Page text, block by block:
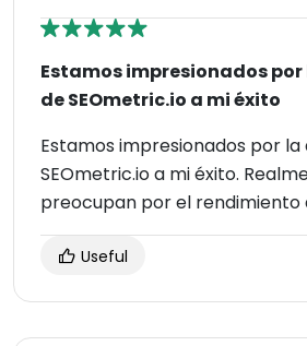
Estamos impresionados
de SEOmetric.io a mi éxito
Estamos impresionados por
SEOmetric.io a mi éxito.
preocupan por el rendimiento
Useful